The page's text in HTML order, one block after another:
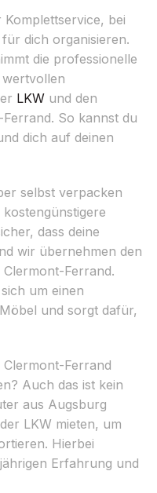
bei
dich organisieren.
die professionelle
LKW und den
So kannst du
dich auf deinen
selbst verpacken
dass deine
wir übernehmen den
Ferrand.
um einen
und sorgt dafür,
Ferrand
Auch das ist kein
aus Augsburg
LKW mieten, um
Hierbei
Erfahrung und